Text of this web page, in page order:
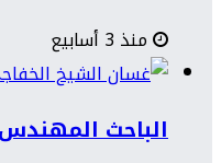
منذ 3 أسابيع
الباحث